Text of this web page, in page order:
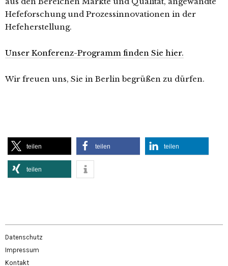
Hefeforschung und Prozessinnovationen in der
Hefeherstellung.
Unser Konferenz-Programm finden Sie hier.
Wir freuen uns, Sie in Berlin begrüßen zu dürfen.
teilen teilen teilen
teilen
Datenschutz
Impressum
Kontakt